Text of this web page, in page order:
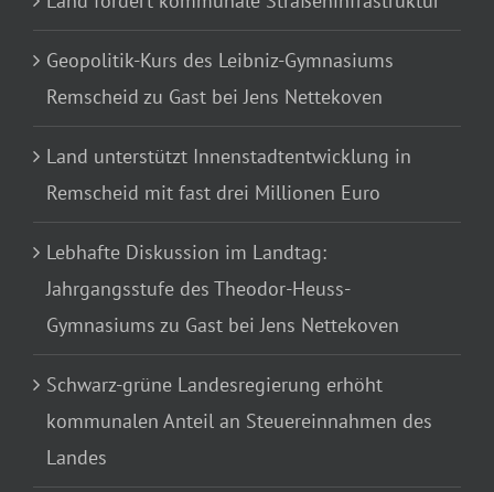
Geopolitik-Kurs des Leibniz-Gymnasiums
Remscheid zu Gast bei Jens Nettekoven
Land unterstützt Innenstadtentwicklung in
Remscheid mit fast drei Millionen Euro
Lebhafte Diskussion im Landtag:
Jahrgangsstufe des Theodor-Heuss-
Gymnasiums zu Gast bei Jens Nettekoven
Schwarz-grüne Landesregierung erhöht
kommunalen Anteil an Steuereinnahmen des
Landes